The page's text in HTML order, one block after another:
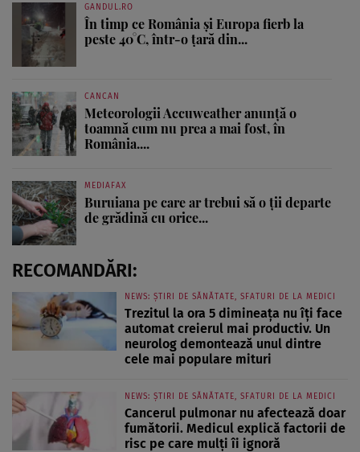
GANDUL.RO
În timp ce România și Europa fierb la
peste 40°C, într-o țară din...
CANCAN
Meteorologii Accuweather anunță o
toamnă cum nu prea a mai fost, în
România....
MEDIAFAX
Buruiana pe care ar trebui să o ții departe
de grădină cu orice...
RECOMANDĂRI:
NEWS: ȘTIRI DE SĂNĂTATE, SFATURI DE LA MEDICI
Trezitul la ora 5 dimineața nu îți face
automat creierul mai productiv. Un
neurolog demontează unul dintre
cele mai populare mituri
NEWS: ȘTIRI DE SĂNĂTATE, SFATURI DE LA MEDICI
Cancerul pulmonar nu afectează doar
fumătorii. Medicul explică factorii de
risc pe care mulți îi ignoră